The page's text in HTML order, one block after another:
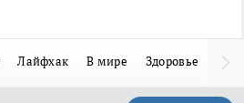
Лайфхак В мире Здоровье